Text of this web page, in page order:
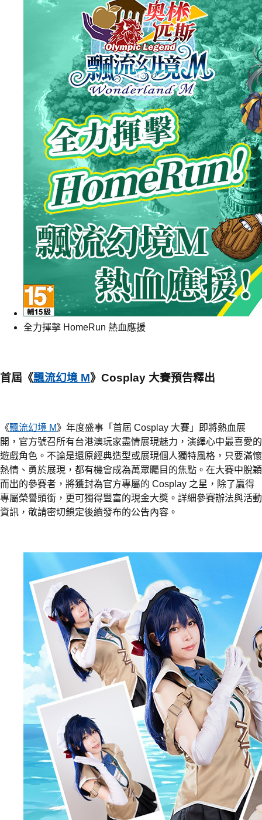
全力揮擊 HomeRun 熱血應援
首屆《飄流幻境 M》Cosplay 大賽預告釋出
《飄流幻境 M》年度盛事「首屆 Cosplay 大賽」即將熱血展
開，官方號召所有台港澳玩家盡情展現魅力，演繹心中最喜愛的
遊戲角色。不論是還原經典造型或展現個人獨特風格，只要滿懷
熱情、勇於展現，都有機會成為萬眾矚目的焦點。在大賽中脫穎
而出的參賽者，將獲封為官方專屬的 Cosplay 之星，除了贏得
專屬榮譽頭銜，更可獨得豐富的現金大獎。詳細參賽辦法與活動
資訊，敬請密切鎖定後續發布的公告內容。